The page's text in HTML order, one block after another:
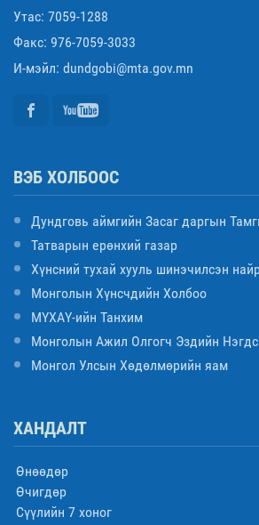
Утас: 7059-1288
Факс: 976-7059-3033
И-мэйл: dundgobi@mta.gov.mn
ВЭБ ХОЛБООС
Дундговь аймгийн Засаг даргын
Татварын ерөнхий газар
Хүнсний тухай хууль шинэчилсэн
Монголын Хүнсчдийн Холбоо
МҮХАҮ-ийн Танхим
Монголын Ажил Олгогч Эздийн
Монгол Улсын Хөдөлмөрийн яам
ХАНДАЛТ
Өнөөдөр
Өчигдөр
Сүүлийн 7 хоног